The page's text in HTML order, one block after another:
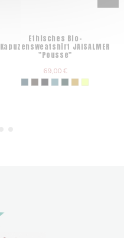
Ethisches Bio-
Kapuzensweatshirt JAISALMER
"Pousse"
69,00 €